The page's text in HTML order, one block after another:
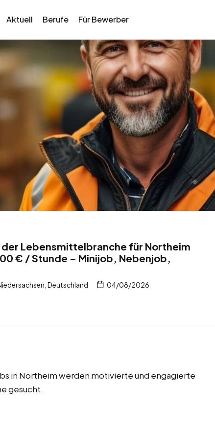
Aktuell Berufe Für Bewerber
Lebensmittelbranche für Northeim
€ / Stunde – Minijob, Nebenjob,
Deutschland 04/08/2026
in Northeim werden motivierte und engagierte
gesucht.